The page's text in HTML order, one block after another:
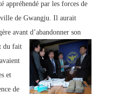
appréhendé par les forces de
de Gwangju. Il aurait
avant d’abandonner son
du fait
et
de